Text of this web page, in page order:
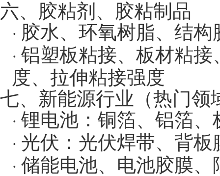
六、胶粘剂、胶粘制品
· 胶水、环氧树脂、结
· 铝塑板粘接、板材粘
度、拉伸粘接强度
七、新能源行业（热门领
· 锂电池：铜箔、铝箔
· 光伏：光伏焊带、背板
· 储能电池、电池胶膜